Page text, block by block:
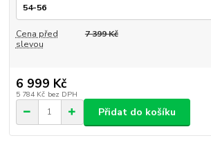
Cena před
slevou
7 399 Kč
6 999 Kč
5 784 Kč bez DPH
Přidat do košíku